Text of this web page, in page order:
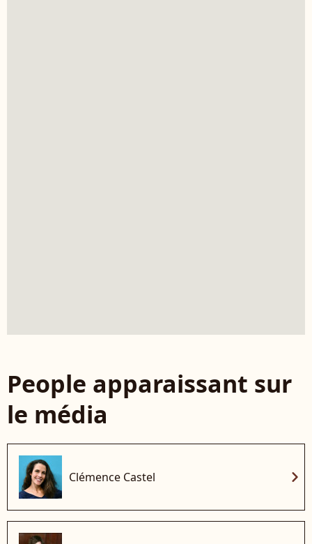
People apparaissant sur
le média
Clémence Castel chevron_right